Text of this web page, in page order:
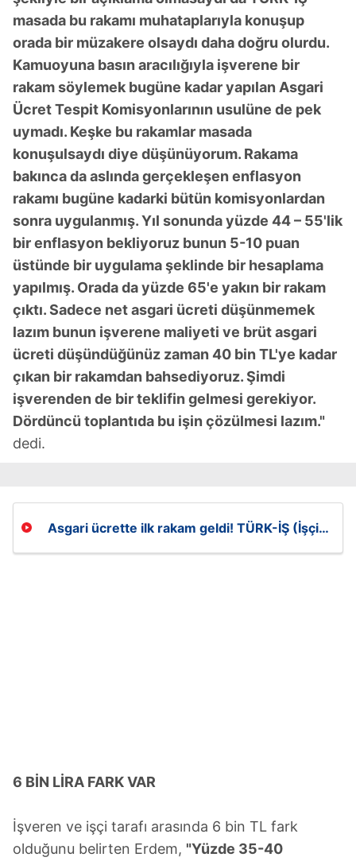
masada bu rakamı muhataplarıyla konuşup
orada bir müzakere olsaydı daha doğru olurdu.
Kamuoyuna basın aracılığıyla işverene bir
rakam söylemek bugüne kadar yapılan Asgari
Ücret Tespit Komisyonlarının usulüne de pek
uymadı. Keşke bu rakamlar masada
konuşulsaydı diye düşünüyorum. Rakama
bakınca da aslında gerçekleşen enflasyon
rakamı bugüne kadarki bütün komisyonlardan
sonra uygulanmış. Yıl sonunda yüzde 44 – 55'lik
bir enflasyon bekliyoruz bunun 5-10 puan
üstünde bir uygulama şeklinde bir hesaplama
yapılmış. Orada da yüzde 65'e yakın bir rakam
çıktı. Sadece net asgari ücreti düşünmemek
lazım bunun işverene maliyeti ve brüt asgari
ücreti düşündüğünüz zaman 40 bin TL'ye kadar
çıkan bir rakamdan bahsediyoruz. Şimdi
işverenden de bir teklifin gelmesi gerekiyor.
Dördüncü toplantıda bu işin çözülmesi lazım."
dedi.
Asgari ücrette ilk rakam geldi! TÜRK-İŞ (İşçi
6 BİN LİRA FARK VAR
İşveren ve işçi tarafı arasında 6 bin TL fark
olduğunu belirten Erdem, "Yüzde 35-40